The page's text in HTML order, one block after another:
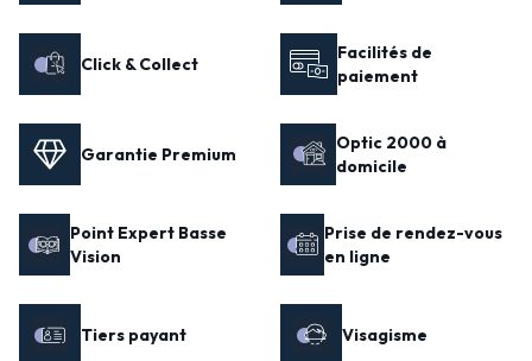
Click & Collect
Facilités de
paiement
Garantie Premium
Optic 2000 à
domicile
Point Expert Basse
Vision
Prise de rendez-vous
en ligne
Tiers payant Visagisme